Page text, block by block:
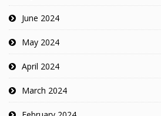
June 2024
May 2024
April 2024
March 2024